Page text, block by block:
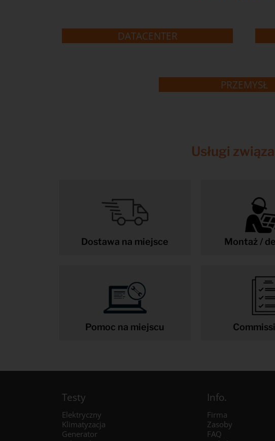
DATACENTER
PRZEMYSŁ
Usługi
Dostawa na miejsce Montaż /
Pomoc na miejscu
Testy
Elektryczny
Klimatyzacja
Generator
Info.
Firma
Zasoby
FAQ